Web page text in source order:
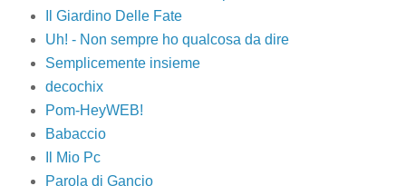
Il Giardino Delle Fate
Uh! - Non sempre ho qualcosa da dire
Semplicemente insieme
decochix
Pom-HeyWEB!
Babaccio
Il Mio Pc
Parola di Gancjo